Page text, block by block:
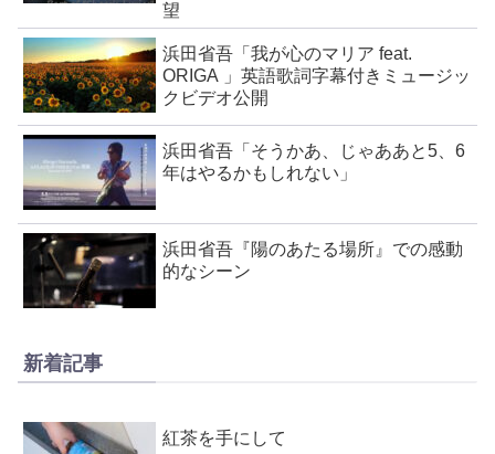
望
浜田省吾「我が心のマリア feat.
ORIGA 」英語歌詞字幕付きミュージッ
クビデオ公開
浜田省吾「そうかあ、じゃああと5、6
年はやるかもしれない」
浜田省吾『陽のあたる場所』での感動
的なシーン
新着記事
紅茶を手にして